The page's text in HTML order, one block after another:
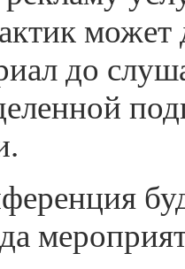
может
до